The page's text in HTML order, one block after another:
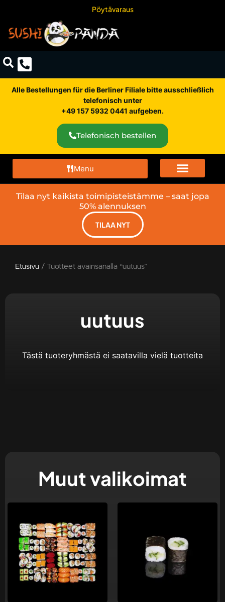
Pöytävaraus
Alle Bestellungen für die Berliner Filiale bitte ausschließlich
telefonisch unter
+49 157 5932 0441 aufgeben.
Telefonisch bestellen
Menu
Tilaa nyt kaikista toimipisteistämme – saat jopa
50% alennuksen
TILAA NYT
Etusivu / Tuotteet avainsanalla “uutuus”
uutuus
Tästä tuoteryhmästä ei saatavilla vielä tuotteita
Muut valikoimat